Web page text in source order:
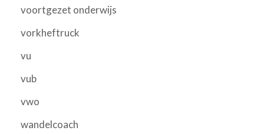
voortgezet onderwijs
vorkheftruck
vu
vub
vwo
wandelcoach